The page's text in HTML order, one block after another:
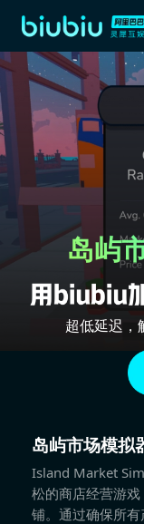
岛屿
超低延迟，
岛屿市场模拟
Island Market
松的商店经营游
铺。通过确保所